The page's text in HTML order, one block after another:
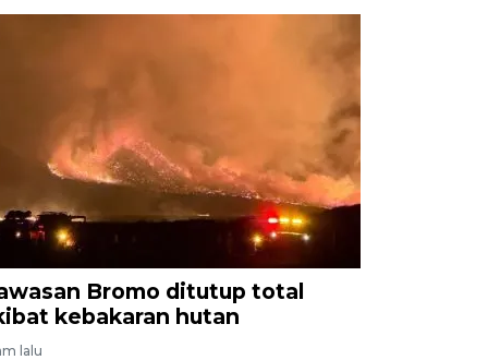
bantuan pangan di Kantor Desa Kemantren,
Kamis (11/6/2026). Pemerintah akan menambah
per bulan untuk 33,24 juta penerima manfaat
daya beli masyarakat dan mengantisipasi dampak
Ari Bowo Sucipto
Bromo ditutup total
kebakaran hutan
lalu